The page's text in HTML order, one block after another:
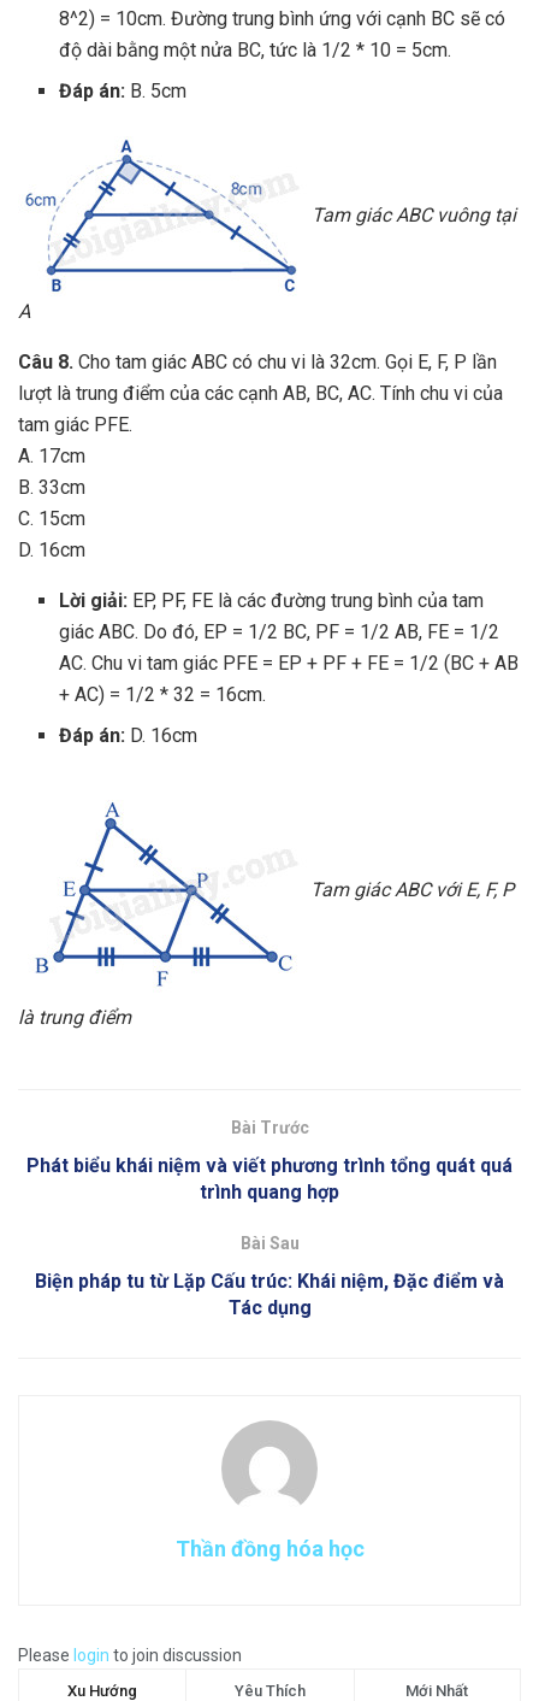
8^2) = 10cm. Đường trung bình ứng với cạnh BC sẽ có
độ dài bằng một nửa BC, tức là 1/2 * 10 = 5cm.
Đáp án: B. 5cm
Tam giác ABC vuông tại
A
Câu 8. Cho tam giác ABC có chu vi là 32cm. Gọi E, F, P lần
lượt là trung điểm của các cạnh AB, BC, AC. Tính chu vi của
tam giác PFE.
A. 17cm
B. 33cm
C. 15cm
D. 16cm
Lời giải: EP, PF, FE là các đường trung bình của tam
giác ABC. Do đó, EP = 1/2 BC, PF = 1/2 AB, FE = 1/2
AC. Chu vi tam giác PFE = EP + PF + FE = 1/2 (BC + AB
+ AC) = 1/2 * 32 = 16cm.
Đáp án: D. 16cm
Tam giác ABC với E, F, P
là trung điểm
Bài Trước
Phát biểu khái niệm và viết phương trình tổng quát quá
trình quang hợp
Bài Sau
Biện pháp tu từ Lặp Cấu trúc: Khái niệm, Đặc điểm và
Tác dụng
Thần đồng hóa học
Please login to join discussion
Xu Hướng Yêu Thích Mới Nhất